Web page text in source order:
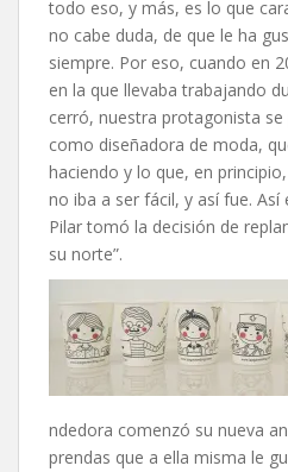
todo eso, y más, es lo que
no cabe duda, de que le ha
siempre. Por eso, cuando en
en la que llevaba trabajando
cerró, nuestra protagonista
como diseñadora de moda,
haciendo y lo que, en
no iba a ser fácil, y así fue.
Pilar tomó la decisión de
su norte”.
ndedora comenzó su nueva
prendas que a ella misma le